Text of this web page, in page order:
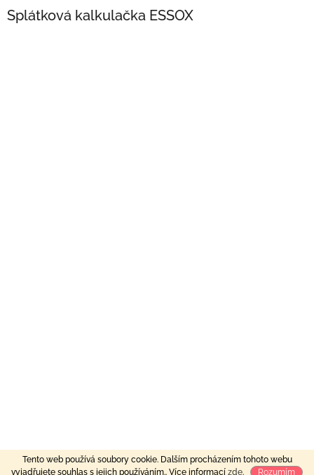
Tento web používá soubory cookie. Dalším procházením tohoto webu
vyjadřujete souhlas s jejich používáním.. Více informací zde. Rozumím
Splátková kalkulačka ESSOX